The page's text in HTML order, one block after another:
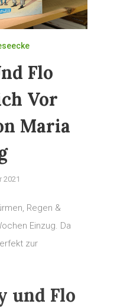
Flo
Vor
Maria
2021
Regen &
Einzug. Da
zur
und Flo